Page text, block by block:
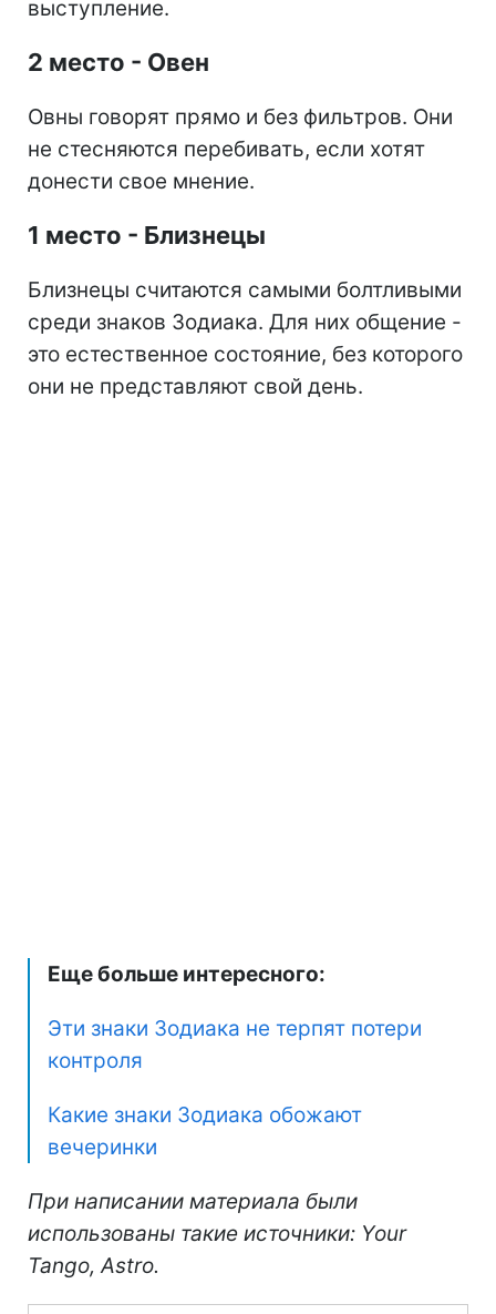
выступление.
2 место - Овен
Овны говорят прямо и без фильтров. Они
не стесняются перебивать, если хотят
донести свое мнение.
1 место - Близнецы
Близнецы считаются самыми болтливыми
среди знаков Зодиака. Для них общение -
это естественное состояние, без которого
они не представляют свой день.
Еще больше интересного:
Эти знаки Зодиака не терпят потери
контроля
Какие знаки Зодиака обожают
вечеринки
При написании материала были
использованы такие источники: Your
Tango, Astro.